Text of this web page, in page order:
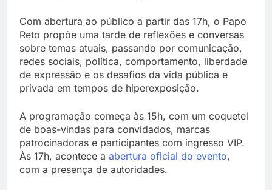
Com abertura ao público a partir das 17h, o Papo
Reto propõe uma tarde de reflexões e conversas
sobre temas atuais, passando por comunicação,
redes sociais, política, comportamento, liberdade
de expressão e os desafios da vida pública e
privada em tempos de hiperexposição.
A programação começa às 15h, com um coquetel
de boas-vindas para convidados, marcas
patrocinadoras e participantes com ingresso VIP.
Às 17h, acontece a abertura oficial do evento,
com a presença de autoridades.